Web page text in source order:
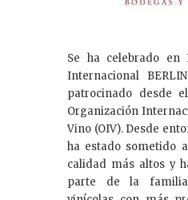
Se ha celebrado en
Internacional
patrocinado desde
Organización
Vino (OIV). Desde
ha estado sometido
calidad más altos y
parte de la